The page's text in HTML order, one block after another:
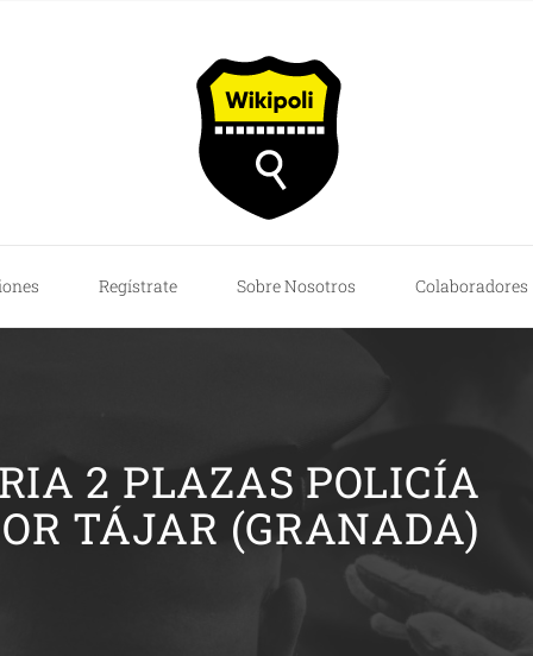
Regístrate Sobre Nosotros Colaboradores
2 PLAZAS POLICÍA
TÁJAR (GRANADA)